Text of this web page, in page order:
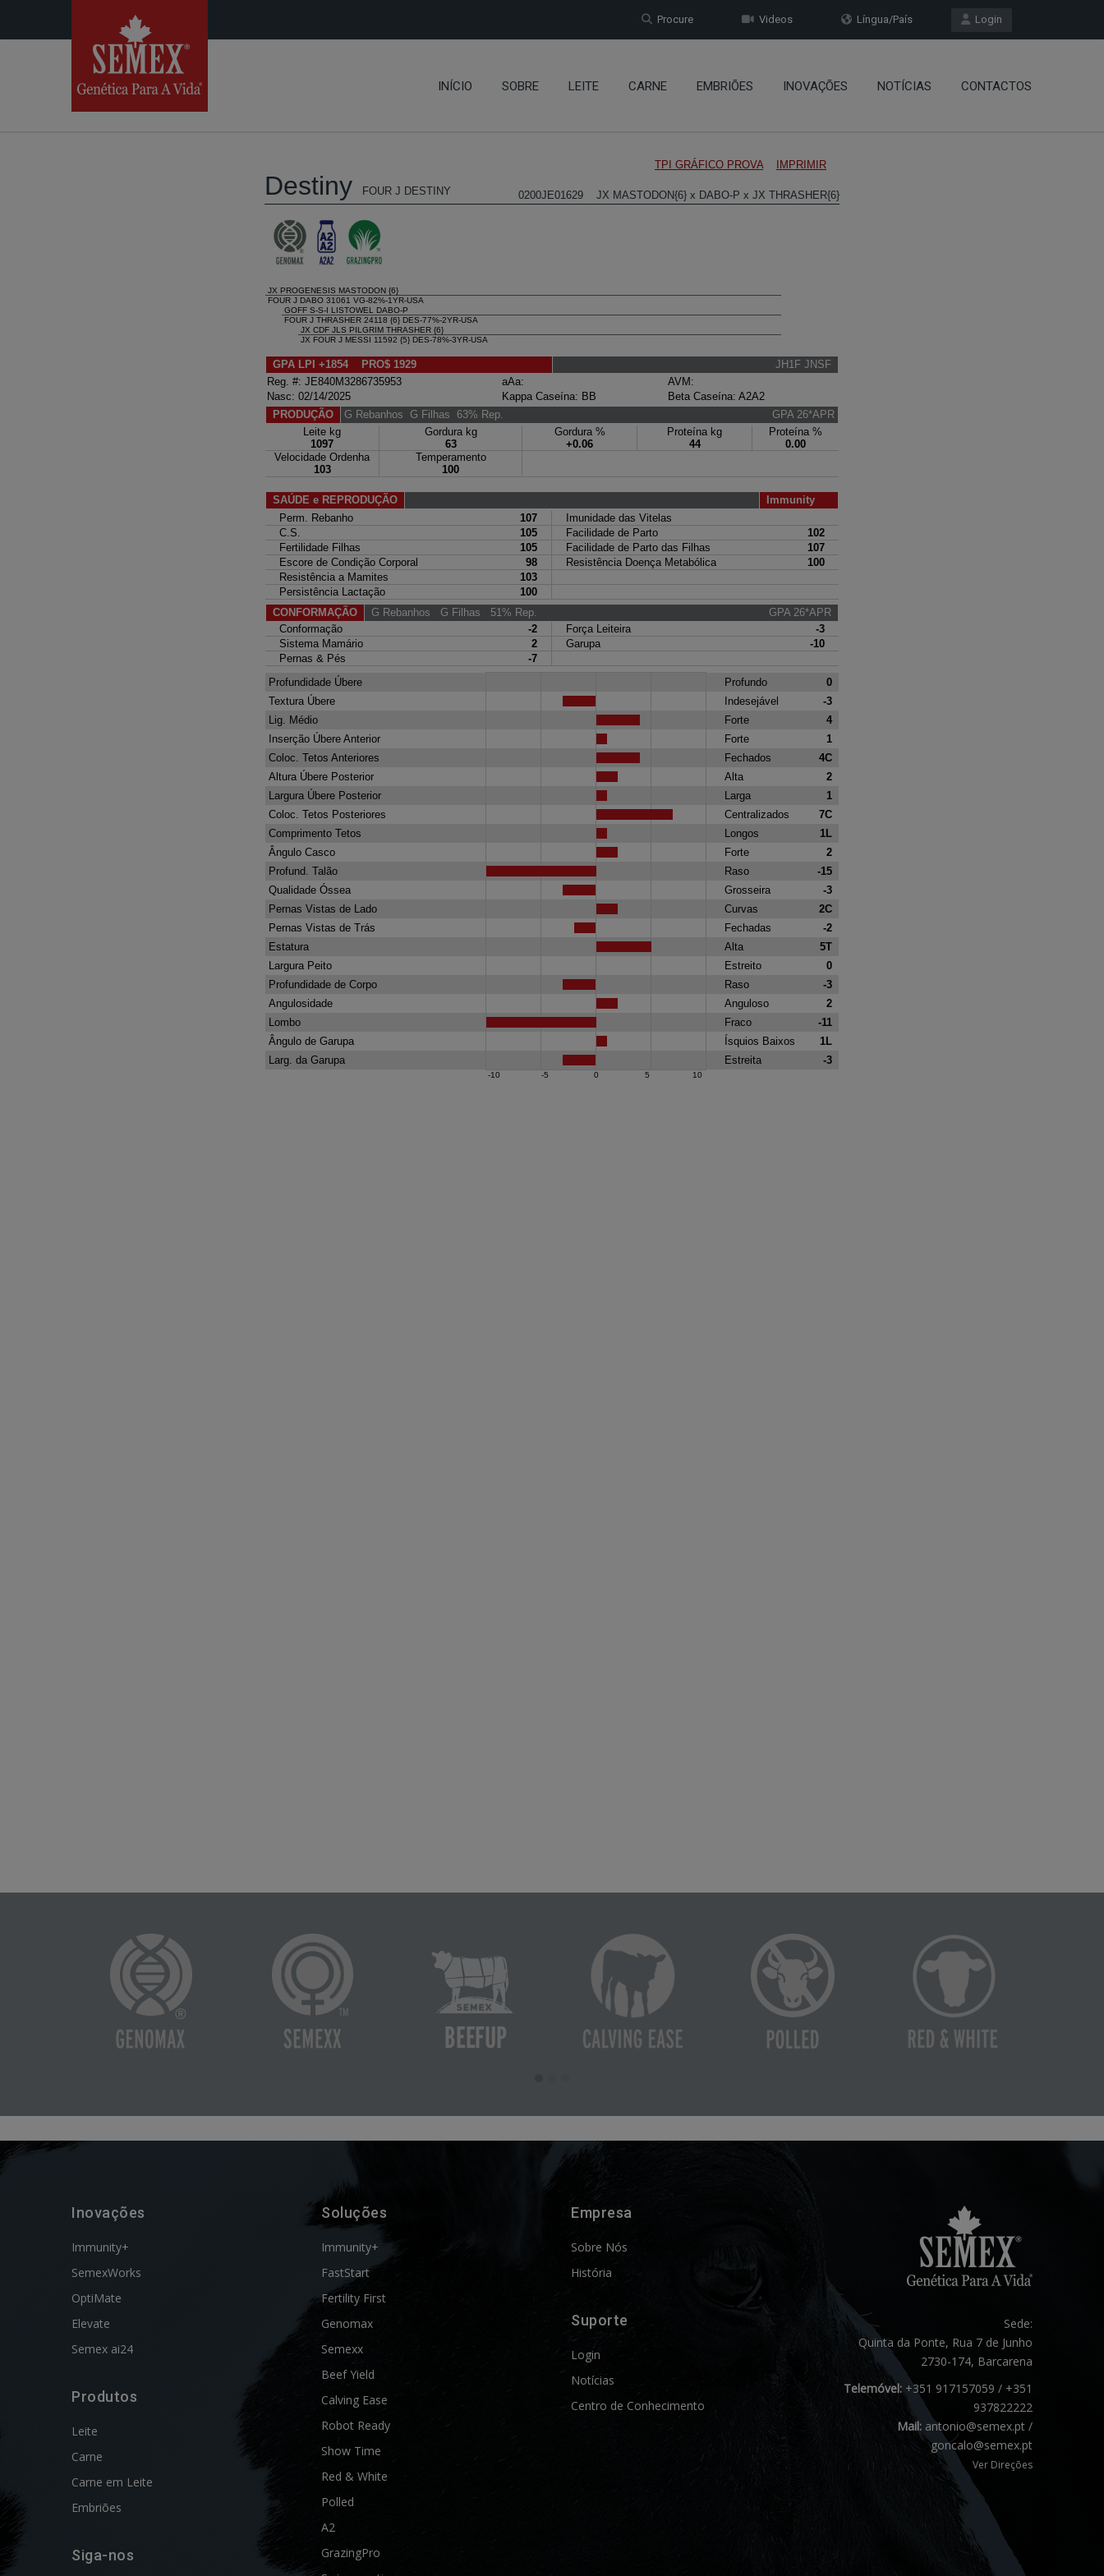
Login
Língua/País
Videos
Procure
INÍCIO SOBRE LEITE CARNE EMBRIÕES INOVAÇÕES NOTÍCIAS CONTACTOS
Inovações
Immunity+
SemexWorks
OptiMate
Elevate
Semex ai24
Produtos
Leite
Carne
Carne em Leite
Embriões
Siga-nos
Soluções
Immunity+
FastStart
Fertility First
Genomax
Semexx
Beef Yield
Calving Ease
Robot Ready
Show Time
Red & White
Polled
A2
GrazingPro
Empresa
Sobre Nós
História
Suporte
Login
Notícias
Centro de Conhecimento
Sede:
Quinta da Ponte, Rua 7 de Junho
2730-174, Barcarena
Telemóvel:+351 917157059 / +351
937822222
Mail: antonio@semex.pt /
goncalo@semex.pt
Ver Direções